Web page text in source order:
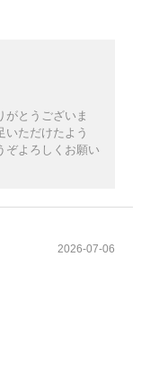
がとうございま
いただけたよう
ぞよろしくお願い
2026-07-06